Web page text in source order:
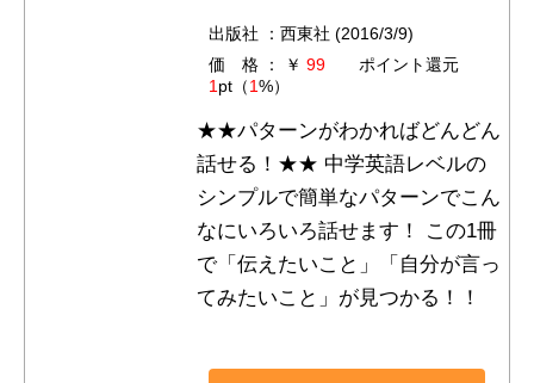
出版社 ：西東社 (2016/3/9)
価 格 ： ￥ 99ポイント還元
1 pt（1%）
★★パターンがわかればどんどん
話せる！★★ 中学英語レベルの
シンプルで簡単なパターンでこん
なにいろいろ話せます！ この1冊
で「伝えたいこと」「自分が言っ
てみたいこと」が見つかる！！